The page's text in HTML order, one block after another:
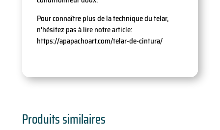
Pour connaître plus de la technique du telar,
n'hésitez pas à lire notre article:
https://apapachoart.com/telar-de-cintura/
Produits similaires